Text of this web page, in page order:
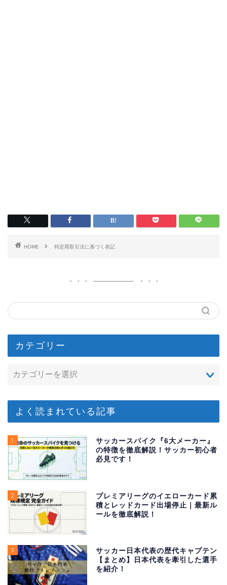
HOME 特定商取引法に基づく表記
カテゴリー
よく読まれている記事
1
サッカースパイク『6大メーカー』
の特徴を徹底解説！サッカー初心者
必見です！
2
プレミアリーグのイエローカード累
積とレッドカード出場停止｜最新ル
ールを徹底解説！
3
サッカー日本代表の歴代キャプテン
【まとめ】日本代表を牽引した選手
を紹介！